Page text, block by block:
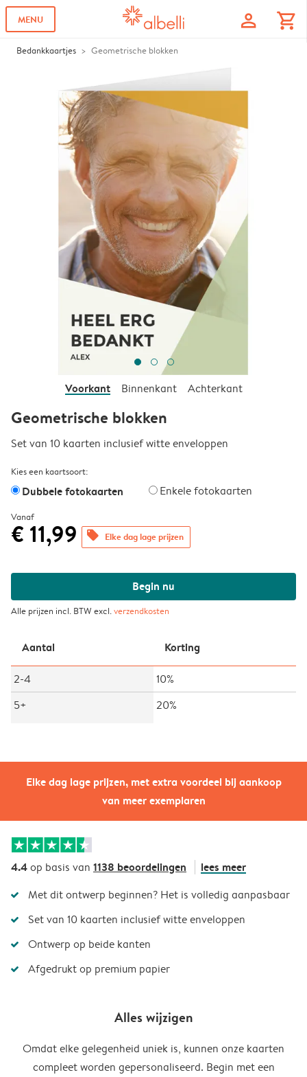
MENU profile shopping_cart
Bedankkaartjes Geometrische blokken
Elke dag lage prijzen, met extra voordeel bij aankoop
van meer exemplaren
Voorkant Binnenkant Achterkant
Geometrische blokken
Set van 10 kaarten inclusief witte enveloppen
Kies een kaartsoort:
Dubbele fotokaarten Enkele fotokaarten
Vanaf
€ 11,99 offers Elke dag lage prijzen
Begin nu
Alle prijzen incl. BTW excl.verzendkosten
Aantal Korting
2-4
10%
5+
20%
4.4op basis van 1138 beoordelingen lees meer
Met dit ontwerp beginnen? Het is volledig aanpasbaar
Set van 10 kaarten inclusief witte enveloppen
Ontwerp op beide kanten
Afgedrukt op premium papier
Alles wijzigen
Omdat elke gelegenheid uniek is, kunnen onze kaarten
compleet worden gepersonaliseerd. Begin met een